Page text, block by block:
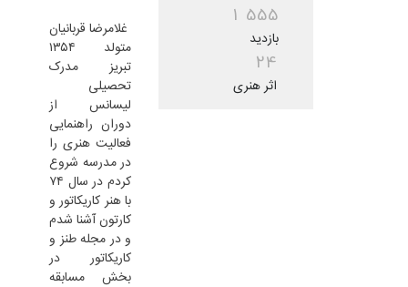
1 555
بازدید
24
اثر هنری
غلامرضا قربانیان
متولد ۱۳۵۴
تبریز مدرک
تحصیلی
لیسانس از
دوران راهنمایی
فعالیت هنری را
در مدرسه شروع
کردم در سال ۷۴
با هنر کاریکاتور و
کارتون آشنا شدم
و در مجله طنز و
کاریکاتور در
بخش مسابقه